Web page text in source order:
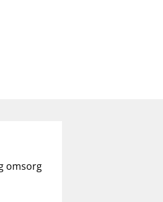
omsorg